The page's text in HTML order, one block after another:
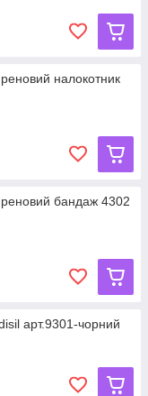
налокотник
бандаж 4302
арт.9301-чорний